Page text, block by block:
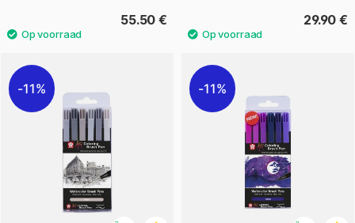
55.50 € 29.90 €
11% 11%